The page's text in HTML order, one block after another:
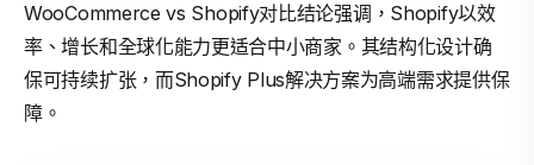
WooCommerce vs Shopify对比结论强调，Shopify以效
率、增长和全球化能力更适合中小商家。其结构化设计确
保可持续扩张，而Shopify Plus解决方案为高端需求提供保
障。